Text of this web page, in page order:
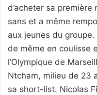
d’acheter sa
sans et a même
aux jeunes du
de même en coulisse
l’Olympique de
Ntcham, milieu de 23
sa short-list. Nicolas